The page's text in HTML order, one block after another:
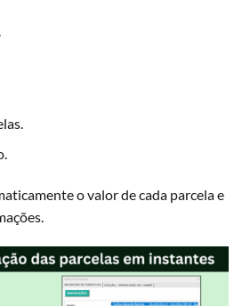
o valor de cada parcela e